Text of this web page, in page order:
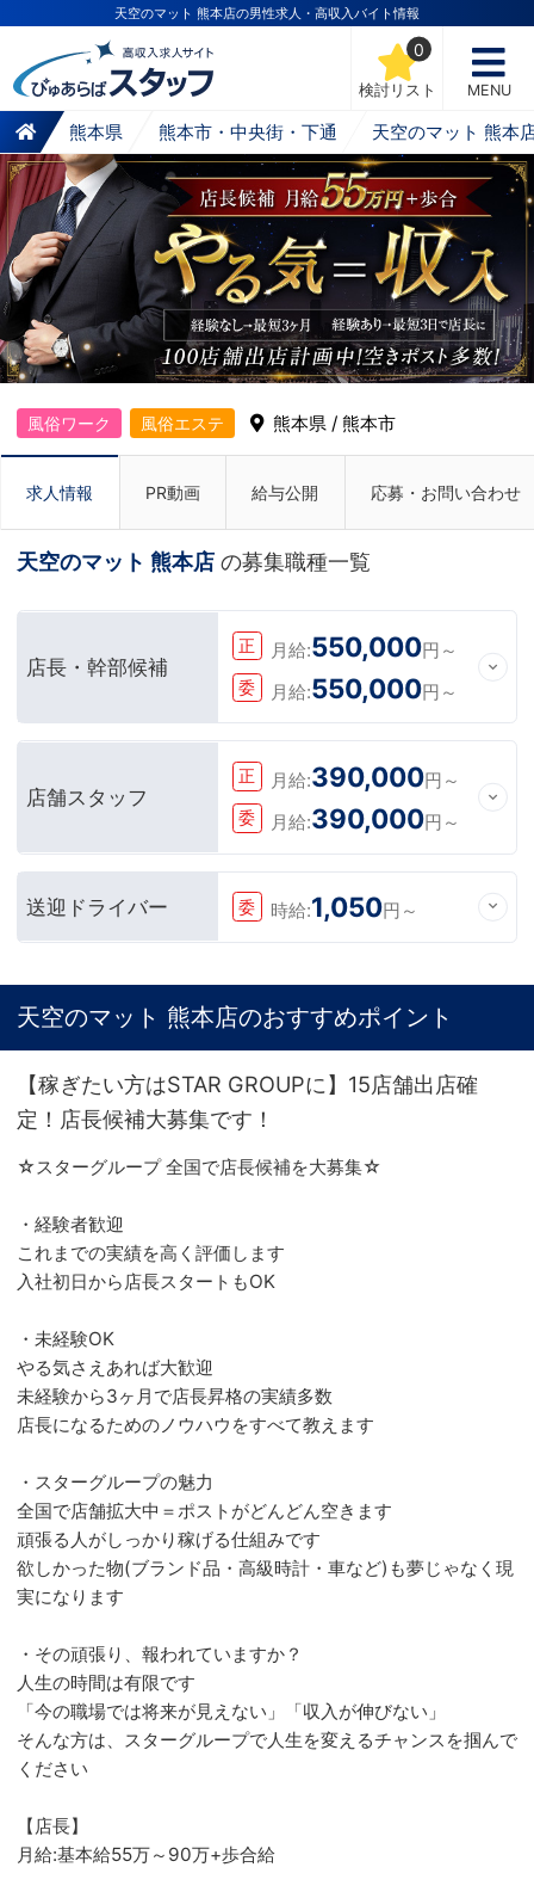
天空のマット 熊本店の男性求人・高収入バイト情報
検討リスト
0
MENU
熊本県 熊本市・中央街・下通 天空のマット 熊本
風俗ワーク 風俗エステ 熊本県 / 熊本市
求人情報 PR動画 給与公開 応募・お問い合わせ
天空のマット 熊本店 の募集職種一覧
店長・幹部候補
正 月給:550,000円～
委 月給:550,000円～
店舗スタッフ
正 月給:390,000円～
委 月給:390,000円～
送迎ドライバー 委 時給:1,050円～
天空のマット 熊本店のおすすめポイント
【稼ぎたい方はSTAR GROUPに】15店舗出店確
定！店長候補大募集です！
☆スターグループ 全国で店長候補を大募集☆
・経験者歓迎
これまでの実績を高く評価します
入社初日から店長スタートもOK
・未経験OK
やる気さえあれば大歓迎
未経験から3ヶ月で店長昇格の実績多数
店長になるためのノウハウをすべて教えます
・スターグループの魅力
全国で店舗拡大中＝ポストがどんどん空きます
頑張る人がしっかり稼げる仕組みです
欲しかった物(ブランド品・高級時計・車など)も夢じゃなく現
実になります
・その頑張り、報われていますか？
人生の時間は有限です
「今の職場では将来が見えない」「収入が伸びない」
そんな方は、スターグループで人生を変えるチャンスを掴んで
ください
【店長】
月給:基本給55万～90万+歩合給